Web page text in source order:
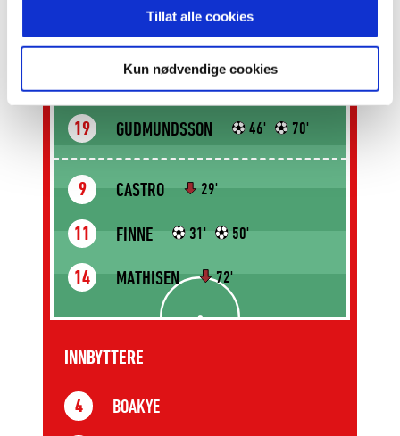
Tillat alle cookies
Kun nødvendige cookies
10 KORNVIG 63'
18 SØRENSEN
19 GUDMUNDSSON 46' 70'
9 CASTRO 29'
11 FINNE 31' 50'
14 MATHISEN 72'
INNBYTTERE
4 BOAKYE